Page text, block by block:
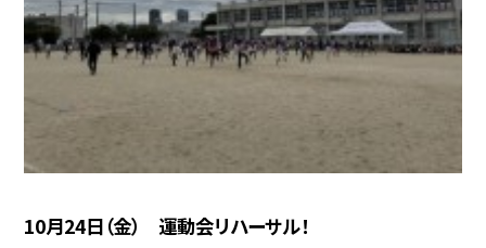
10月24日（金） 運動会リハーサル！